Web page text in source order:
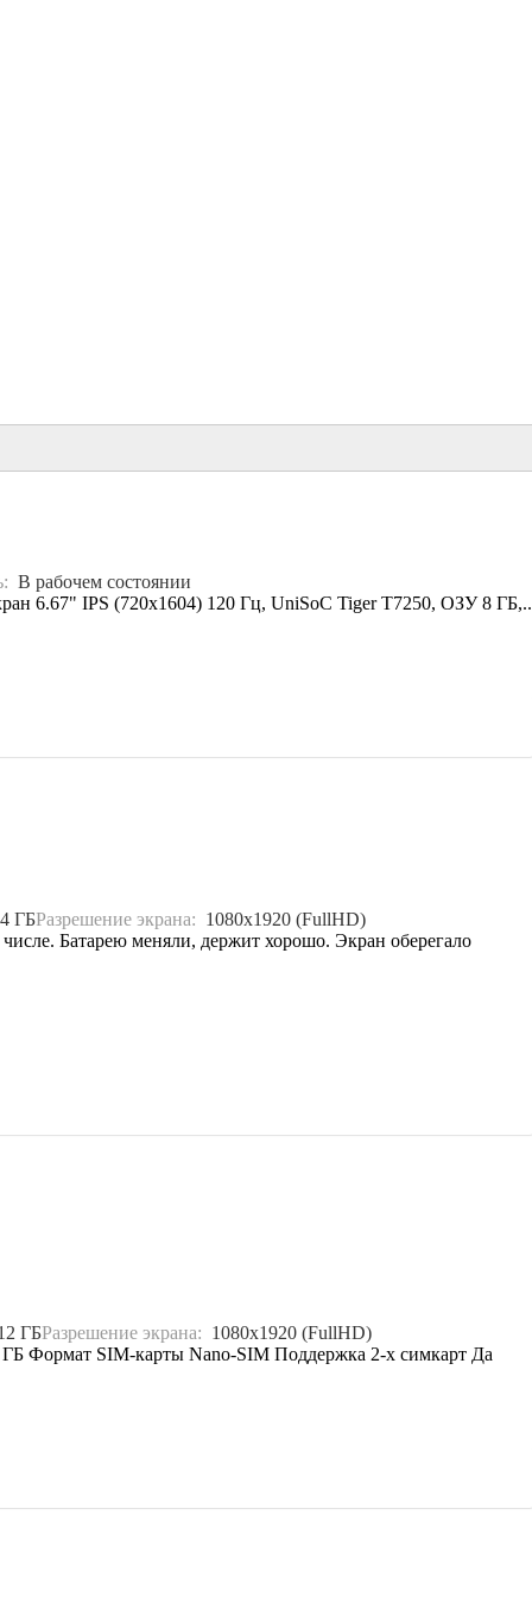
В рабочем состоянии
6.67" IPS (720x1604) 120 Гц, UniSoC Tiger T7250, ОЗУ 8
4 ГБРазрешение экрана: 1080x1920 (FullHD)
Батарею меняли, держит хорошо. Экран оберегало
ГБРазрешение экрана: 1080x1920 (FullHD)
Формат SIM-карты Nano-SIM Поддержка 2-х симкарт Да